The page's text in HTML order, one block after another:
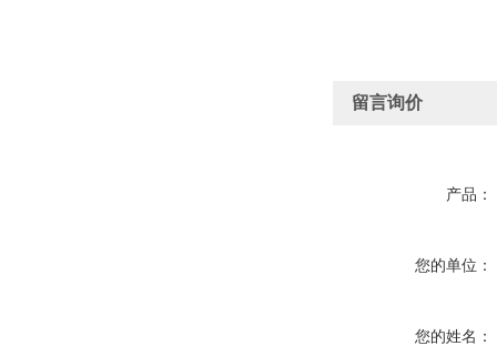
留言询价
产品：
您的单位：
您的姓名：